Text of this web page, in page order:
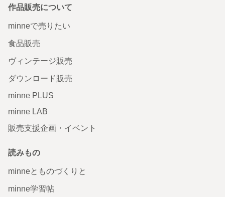
作品販売について
minneで売りたい
食品販売
ヴィンテージ販売
ダウンロード販売
minne PLUS
minne LAB
販売支援企画・イベント
読みもの
minneとものづくりと
minne学習帖